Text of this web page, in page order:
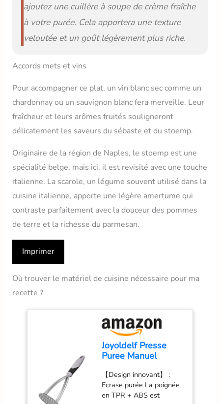
ajoutez une cuillère à soupe de crème fraîche
à votre purée. Cela apportera une texture
veloutée et un goût légèrement plus riche.
Accords mets et vins
Pour accompagner ce plat, un vin blanc sec comme un
chardonnay ou un sauvignon blanc fera merveille. Leur
fraîcheur et leurs arômes fruités souligneront
délicatement les saveurs du sébaste et du stoemp.
Originaire de la région de Naples, le stoemp est une
spécialité belge, mais ici, il est revisité avec une touche
italienne. La scarole, un légume souvent utilisé dans la
cuisine italienne, apporte une légère amertume qui
contraste parfaitement avec la douceur des pommes
de terre et la richesse du parmesan.
Imprimer
Où trouver le matériel de cuisine nécessaire pour ma
recette ?
Joyoldelf Presse
Puree Manuel
Robuste, Ecrase
Pomme de Terre en
Acier Inoxydable,
【Design innovant】 :
Ecrase purée La poignée
en TPR + ABS est